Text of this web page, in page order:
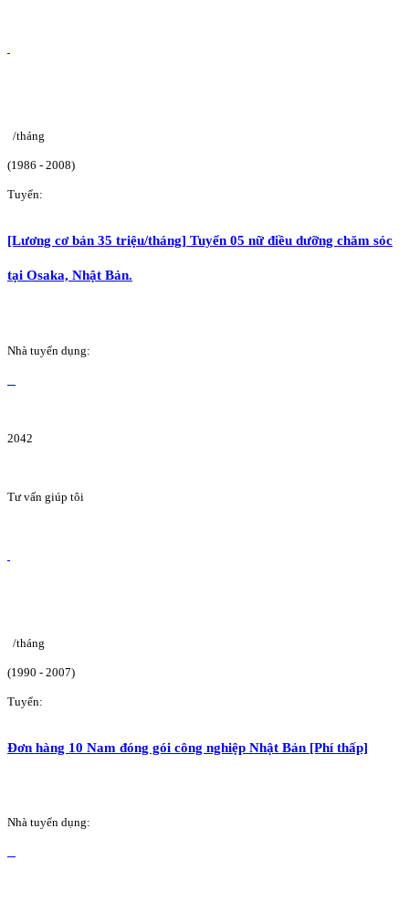
/tháng
(1986 - 2008)
Tuyển:
[Lương cơ bản 35 triệu/tháng] Tuyển 05 nữ điều dưỡng chăm sóc
tại Osaka, Nhật Bản.
Nhà tuyển dụng:
2042
Tư vấn giúp tôi
/tháng
(1990 - 2007)
Tuyển:
Đơn hàng 10 Nam đóng gói công nghiệp Nhật Bản [Phí thấp]
Nhà tuyển dụng: